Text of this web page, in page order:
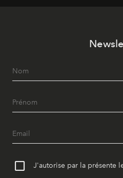
J'autorise par la présente